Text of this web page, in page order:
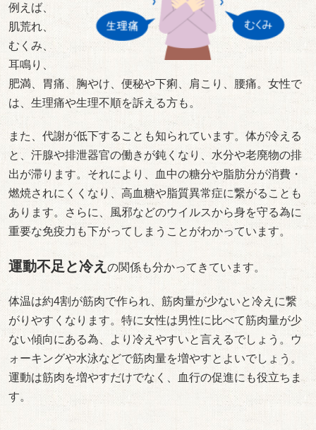
例えば、
肌荒れ、
むくみ、
耳鳴り、
肥満、胃痛、胸やけ、便秘や下痢、肩こり、腰痛。女性で
は、生理痛や生理不順を訴える方も。
また、代謝が低下することも知られています。体が冷える
と、汗腺や排泄器官の働きが鈍くなり、水分や老廃物の排
出が滞ります。それにより、血中の糖分や脂肪分が消費・
燃焼されにくくなり、高血糖や脂質異常症に繋がることも
あります。さらに、風邪などのウイルスから身を守る為に
重要な免疫力も下がってしまうことがわかっています。
運動不足と冷え の関係も分かってきています。
体温は約4割が筋肉で作られ、筋肉量が少ないと冷えに繋
がりやすくなります。特に女性は男性に比べて筋肉量が少
ない傾向にある為、より冷えやすいと言えるでしょう。ウ
ォーキングや水泳などで筋肉量を増やすとよいでしょう。
運動は筋肉を増やすだけでなく、血行の促進にも役立ちま
す。